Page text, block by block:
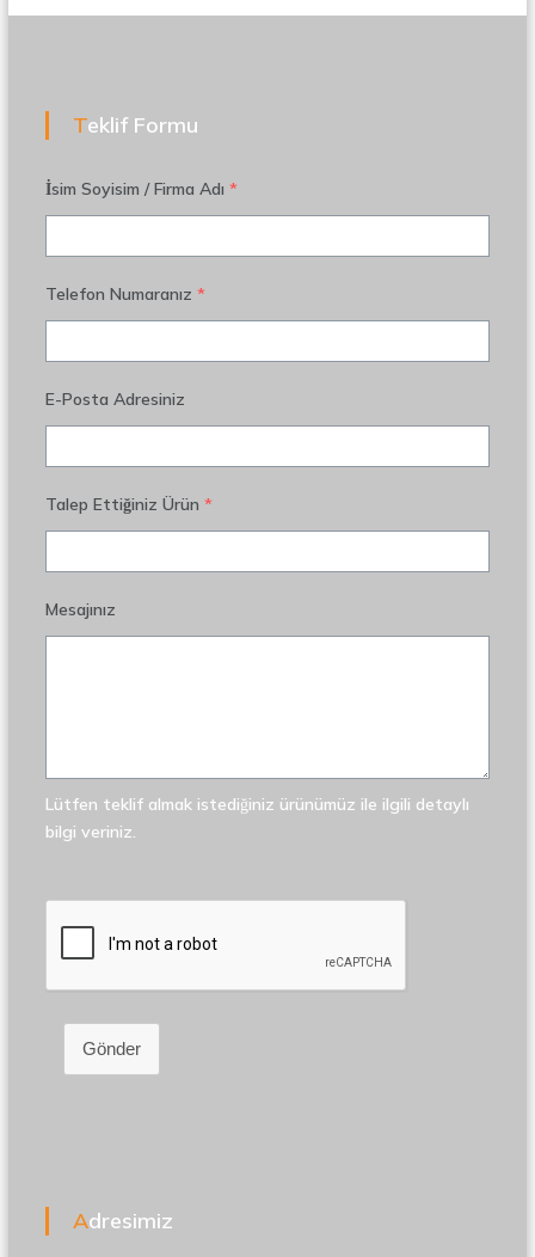
Teklif Formu
İsim Soyisim / Firma Adı *
Telefon Numaranız *
E-Posta Adresiniz
Talep Ettiğiniz Ürün *
Mesajınız
Lütfen teklif almak istediğiniz ürünümüz ile ilgili detaylı
bilgi veriniz.
Gönder
Adresimiz